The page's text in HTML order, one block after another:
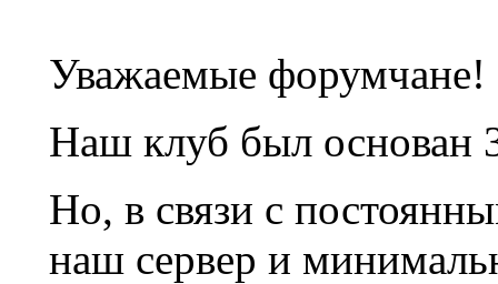
Уважаемые форумчане!
Наш клуб был основан
Но, в связи с
наш сервер и